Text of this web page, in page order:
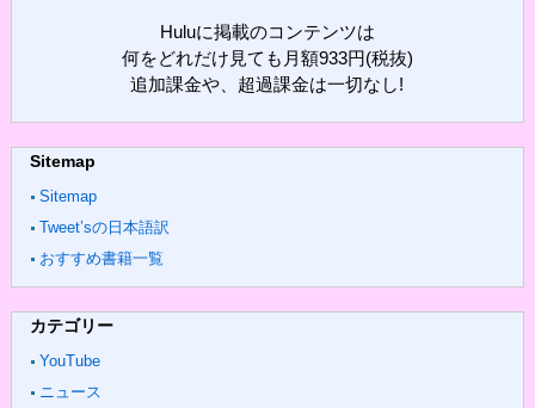
Huluに掲載のコンテンツは
何をどれだけ見ても月額933円(税抜)
追加課金や、超過課金は一切なし!
Sitemap
Sitemap
Tweet’sの日本語訳
おすすめ書籍一覧
カテゴリー
YouTube
ニュース